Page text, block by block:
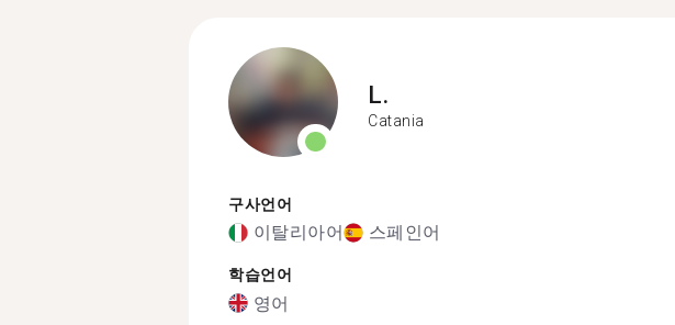
L.
Catania
구사언어
이탈리아어 스페인어
학습언어
영어